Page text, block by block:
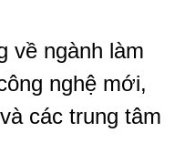
về ngành làm
nghệ mới,
các trung tâm